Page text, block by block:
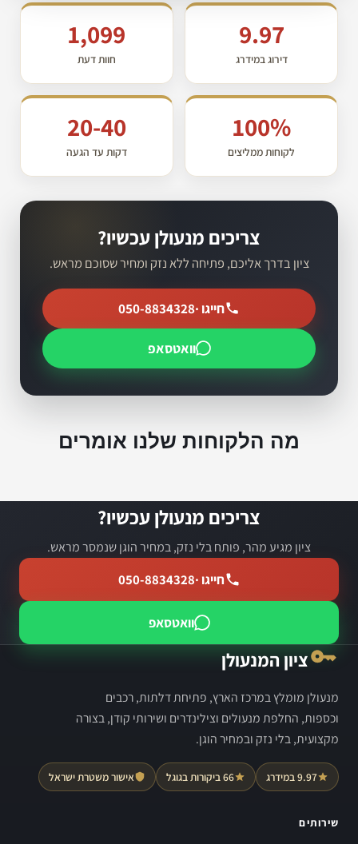
9.97
דירוג במידרג
1,099
חוות דעת
100%
לקוחות ממליצים
20-40
דקות עד הגעה
צריכים מנעולן עכשיו?
ציון בדרך אליכם, פתיחה ללא נזק ומחיר שסוכם מראש.
חייגו ·050-8834328
וואטסאפ
מה הלקוחות שלנו אומרים
צריכים מנעולן עכשיו?
ציון מגיע מהר, פותח בלי נזק, במחיר הוגן שנמסר מראש.
חייגו ·050-8834328
וואטסאפ
ציון המנעולן
מנעולן מומלץ במרכז הארץ, פתיחת דלתות, רכבים
וכספות, החלפת מנעולים וצילינדרים ושירותי קודן, בצורה
מקצועית, בלי נזק ובמחיר הוגן.
9.97 במידרג 66 ביקורות בגוגל אישור משטרת ישראל
שירותים